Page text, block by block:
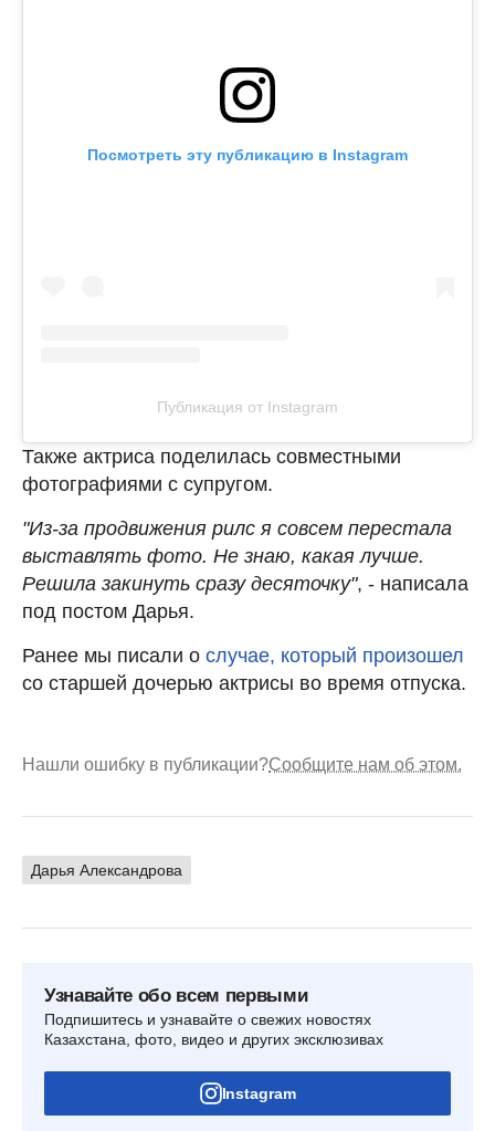
Посмотреть эту публикацию в Instagram
Публикация от Instagram
Также актриса поделилась совместными
фотографиями с супругом.
"Из-за продвижения рилс я совсем перестала
выставлять фото. Не знаю, какая лучше.
Решила закинуть сразу десяточку", - написала
под постом Дарья.
Ранее мы писали о случае, который произошел
со старшей дочерью актрисы во время отпуска.
Нашли ошибку в публикации?Сообщите нам об этом.
Дарья Александрова
Узнавайте обо всем первыми
Подпишитесь и узнавайте о свежих новостях
Казахстана, фото, видео и других эксклюзивах
Instagram